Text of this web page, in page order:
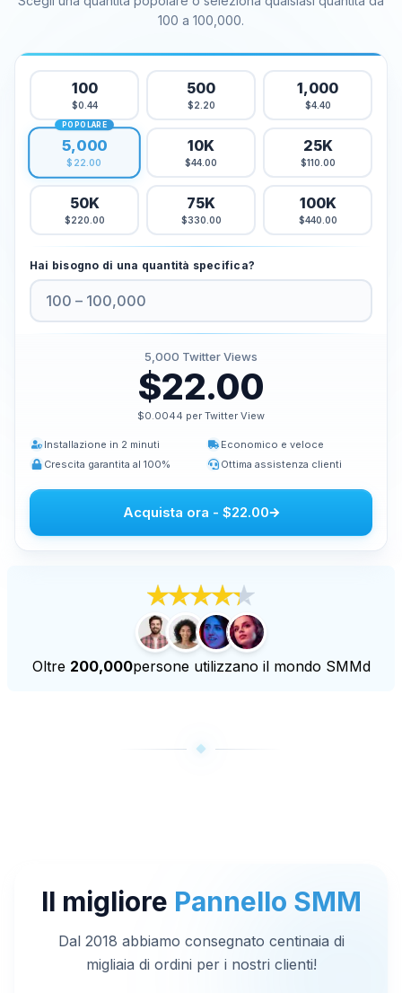
Comprare seguaci Tiktok
Acquista le visualizzazioni dal vivo di Tiktok
Acquista le visualizzazioni Tiktok
Twitter Servizi
Comprare seguaci Twitter
Acquista le impressioni di Twitter X
Comprare i Mi Piace di Twitter
Acquistare visualizzazioni su Twitter
Comprare visualizzazioni video su Twitter X
Youtube Servizi
Comprare commenti su Youtube
Comprare i Mi Piace di Youtube
Comprare abbonati a Youtube
Comprare visualizzazioni su Youtube
Acquistare visualizzazioni in diretta su Youtube
Altri servizi
Acquista i brani di Audiomack
Acquista le visualizzazioni dal vivo di Tiktok
Comprare seguaci Twitch
Acquista le visualizzazioni di Twitch Livestream
100 a 100,000.
100
$0.44
500
$2.20
1,000
$4.40
POPOLARE
5,000
$22.00
10K
$44.00
25K
$110.00
50K
$220.00
75K
$330.00
100K
$440.00
Hai bisogno di una quantità specifica?
5,000 Twitter Views
$22.00
$0.0044 per Twitter View
Installazione in 2 minuti
Economico e veloce
Crescita garantita al 100%
Ottima assistenza clienti
Acquista ora - $22.00
Oltre 200,000persone utilizzano il mondo SMMd
Il migliore Pannello SMM
Dal 2018 abbiamo consegnato centinaia di
migliaia di ordini per i nostri clienti!